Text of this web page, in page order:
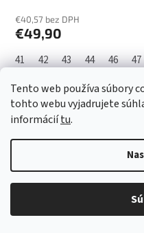
Tento web používa súbory
tohto webu vyjadrujete
informáciítu.
€40,57 bez DPH
€49,90
41 42 43 44 46 47
Akcia